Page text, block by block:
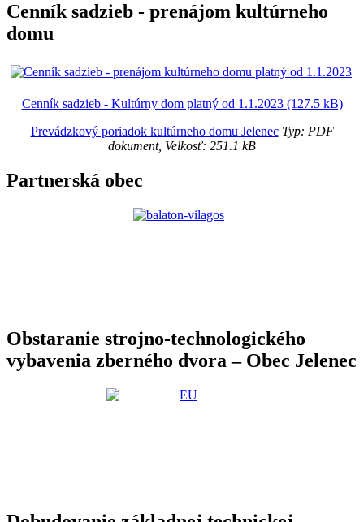
Cenník sadzieb - prenájom kultúrneho
domu
Cenník sadzieb - Kultúrny dom platný od 1.1.2023 (127.5 kB)
Prevádzkový poriadok kultúrneho domu JelenecTyp: PDF
dokument, Velkosť: 251.1 kB
Partnerská obec
Obstaranie strojno-technologického
vybavenia zberného dvora – Obec Jelenec